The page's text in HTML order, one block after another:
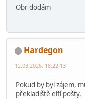
Obr dodám
Hardegon
12.03.2026, 18:22:13
Pokud by byl zájem,
překladiště elfí pošty.